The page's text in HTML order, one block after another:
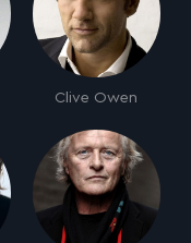
Clive Owen